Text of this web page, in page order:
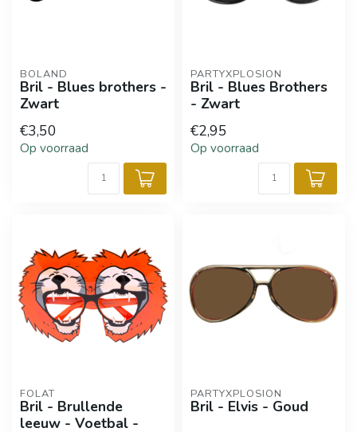
BOLAND
Bril - Blues brothers -
Zwart
€3,50
Op voorraad
PARTYXPLOSION
Bril - Blues Brothers
- Zwart
€2,95
Op voorraad
FOLAT
Bril - Brullende
leeuw - Voetbal -
PARTYXPLOSION
Bril - Elvis - Goud